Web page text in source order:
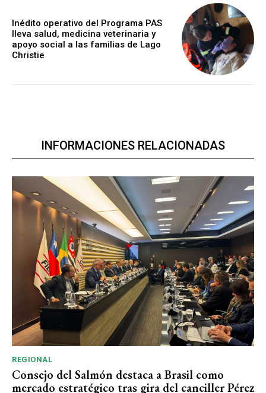
Inédito operativo del Programa PAS
lleva salud, medicina veterinaria y
apoyo social a las familias de Lago
Christie
INFORMACIONES RELACIONADAS
REGIONAL
Consejo del Salmón destaca a Brasil como
mercado estratégico tras gira del canciller Pérez